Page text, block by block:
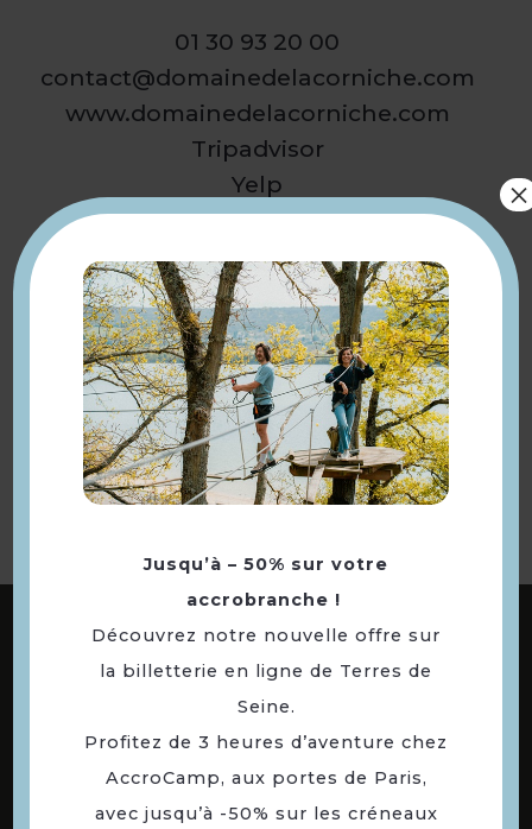
01 30 93 20 00
contact@domainedelacorniche.com
www.domainedelacorniche.com
Tripadvisor
Yelp
Présentation
Retourner
à la sélection
DE NOTRE TERRITOIRE
Jusqu’à – 50% sur votre
accrobranche !
Découvrez notre nouvelle offre sur
la billetterie en ligne de Terres de
Seine.
Profitez de 3 heures d’aventure chez
AccroCamp, aux portes de Paris,
avec jusqu’à -50% sur les créneaux
×